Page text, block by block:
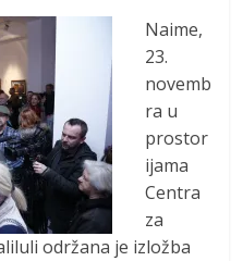
Naime,
23.
novemb
ra u
prostor
ijama
Centra
za
održana je izložba